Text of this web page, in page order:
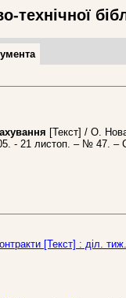
технічної
[Текст] / О.
- 21 листоп. – № 47. –
[Текст] : діл.